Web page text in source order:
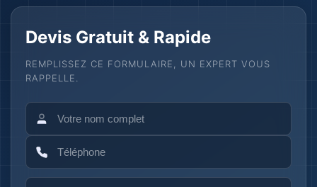
Devis Gratuit & Rapide
REMPLISSEZ CE FORMULAIRE, UN EXPERT VOUS
RAPPELLE.